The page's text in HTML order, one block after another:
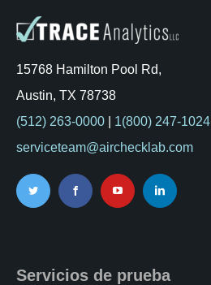
Account
15768 Hamilton Pool Rd,
Austin, TX 78738
(512) 263-0000| 1(800) 247-1024
serviceteam@airchecklab.com
Servicios de prueba